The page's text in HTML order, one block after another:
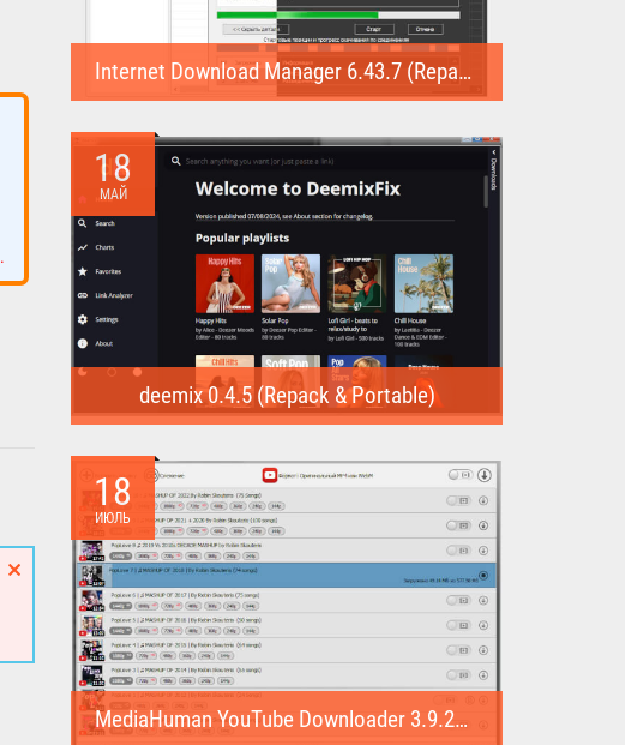
.
Internet Download Manager 6.43.7 (Repack)
предназначена для...
18
МАЙ
deemix 0.4.5 (Repack & Portable)
скачивать треки...
18
ИЮЛЬ
MediaHuman YouTube Downloader 3.9.22 (1007) (Repack & Portable)